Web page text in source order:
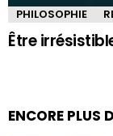
PHILOSOPHIE
Être
ENCORE PLUS